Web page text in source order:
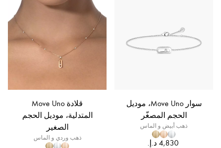
سوار Move Uno، موديل
الحجم المصغّر
ذهب أبيض و الماس
‏4,830 د.إ.‏
قلادة Move Uno
المتدلية، موديل الحجم
الصغير
ذهب وردي و الماس